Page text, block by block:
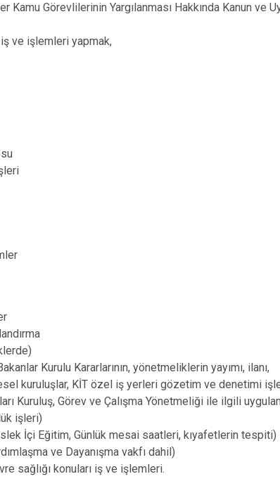
Kamu Görevlilerinin Yargılanması Hakkında Kanun ve
ve işlemleri yapmak,
Kurulu Kararlarının, yönetmeliklerin yayımı, ilanı,
kuruluşlar, KİT özel iş yerleri gözetim ve denetimi
Kuruluş, Görev ve Çalışma Yönetmeliği ile ilgili
işleri)
İçi Eğitim, Günlük mesai saatleri, kıyafetlerin tespiti)
ve Dayanışma vakfı dahil)
sağlığı konuları iş ve işlemleri.